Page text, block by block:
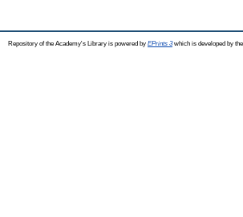
Repository of the Academy's Library is powered by EPrints 3which is developed by the